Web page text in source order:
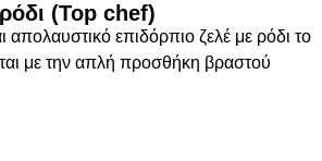
(Top chef)
απολαυστικό επιδόρπιο ζελέ με ρόδι το
με την απλή προσθήκη βραστού